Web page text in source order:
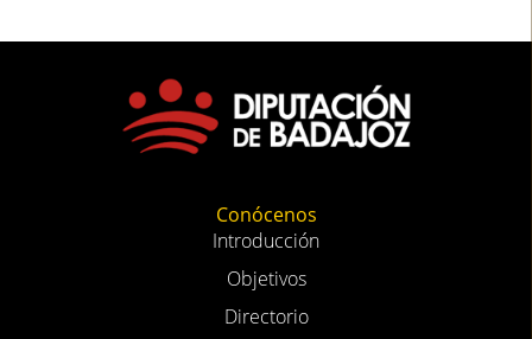
Conócenos
Introducción
Objetivos
Directorio